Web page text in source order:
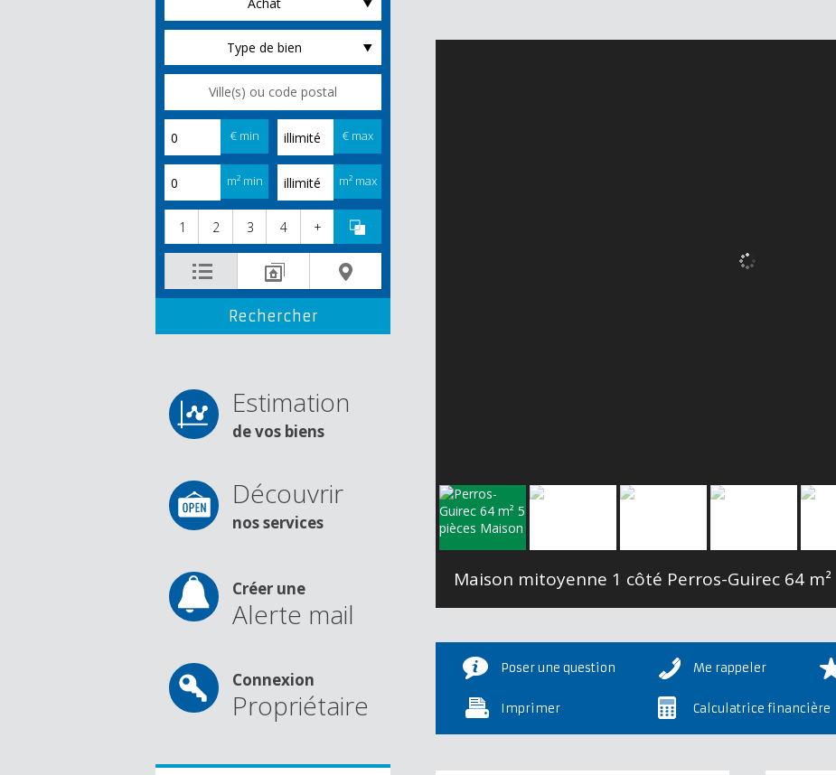
Type de bien
€ min € max
m² min m² max
1 2 3 4 +
Estimation
de vos biens
Découvrir
nos services
Créer une
Alerte mail
Connexion
Propriétaire
Maison mitoyenne 1 côté Perros-Guirec 64 m²
Poser une question Me rappeler
Imprimer Calculatrice financière